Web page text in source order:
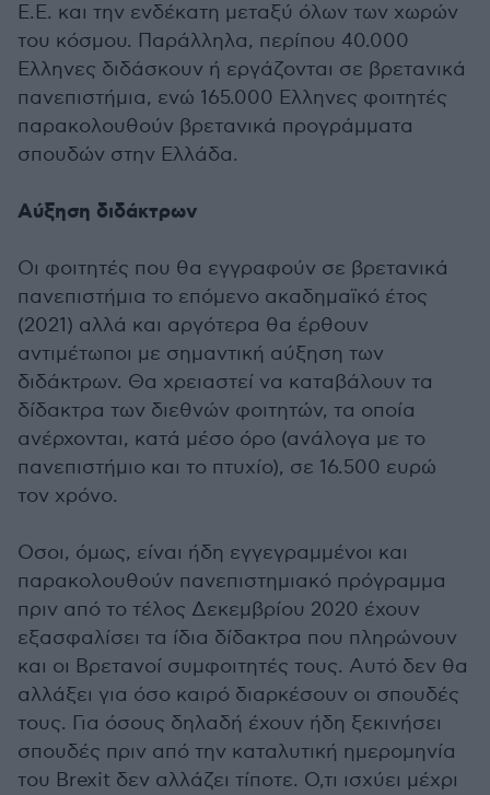
Ε.Ε. και την ενδέκατη μεταξύ όλων των χωρών
του κόσμου. Παράλληλα, περίπου 40.000
Ελληνες διδάσκουν ή εργάζονται σε βρετανικά
πανεπιστήμια, ενώ 165.000 Ελληνες φοιτητές
παρακολουθούν βρετανικά προγράμματα
σπουδών στην Ελλάδα.
Αύξηση διδάκτρων
Οι φοιτητές που θα εγγραφούν σε βρετανικά
πανεπιστήμια το επόμενο ακαδημαϊκό έτος
(2021) αλλά και αργότερα θα έρθουν
αντιμέτωποι με σημαντική αύξηση των
διδάκτρων. Θα χρειαστεί να καταβάλουν τα
δίδακτρα των διεθνών φοιτητών, τα οποία
ανέρχονται, κατά μέσο όρο (ανάλογα με το
πανεπιστήμιο και το πτυχίο), σε 16.500 ευρώ
τον χρόνο.
Οσοι, όμως, είναι ήδη εγγεγραμμένοι και
παρακολουθούν πανεπιστημιακό πρόγραμμα
πριν από το τέλος Δεκεμβρίου 2020 έχουν
εξασφαλίσει τα ίδια δίδακτρα που πληρώνουν
και οι Βρετανοί συμφοιτητές τους. Αυτό δεν θα
αλλάξει για όσο καιρό διαρκέσουν οι σπουδές
τους. Για όσους δηλαδή έχουν ήδη ξεκινήσει
σπουδές πριν από την καταλυτική ημερομηνία
του Brexit δεν αλλάζει τίποτε. Ο,τι ισχύει μέχρι